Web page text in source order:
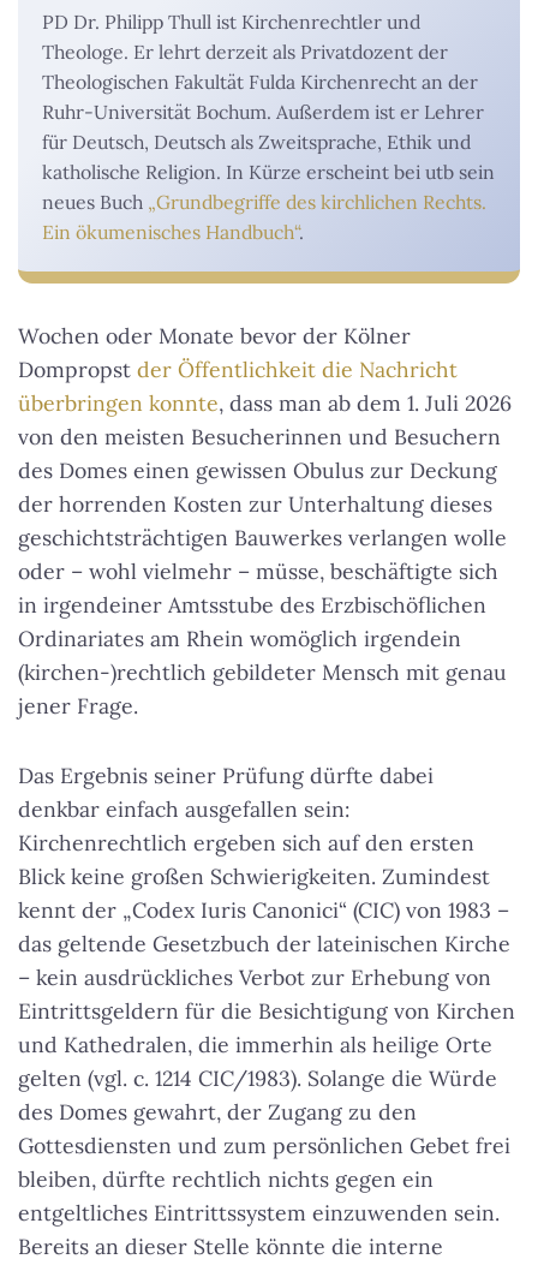
PD Dr. Philipp Thull ist Kirchenrechtler und
Theologe. Er lehrt derzeit als Privatdozent der
Theologischen Fakultät Fulda Kirchenrecht an der
Ruhr-Universität Bochum. Außerdem ist er Lehrer
für Deutsch, Deutsch als Zweitsprache, Ethik und
katholische Religion. In Kürze erscheint bei utb sein
neues Buch „Grundbegriffe des kirchlichen Rechts.
Ein ökumenisches Handbuch“.
Wochen oder Monate bevor der Kölner
Dompropst der Öffentlichkeit die Nachricht
überbringen konnte, dass man ab dem 1. Juli 2026
von den meisten Besucherinnen und Besuchern
des Domes einen gewissen Obulus zur Deckung
der horrenden Kosten zur Unterhaltung dieses
geschichtsträchtigen Bauwerkes verlangen wolle
oder – wohl vielmehr – müsse, beschäftigte sich
in irgendeiner Amtsstube des Erzbischöflichen
Ordinariates am Rhein womöglich irgendein
(kirchen-)rechtlich gebildeter Mensch mit genau
jener Frage.
Das Ergebnis seiner Prüfung dürfte dabei
denkbar einfach ausgefallen sein:
Kirchenrechtlich ergeben sich auf den ersten
Blick keine großen Schwierigkeiten. Zumindest
kennt der „Codex Iuris Canonici“ (CIC) von 1983 –
das geltende Gesetzbuch der lateinischen Kirche
– kein ausdrückliches Verbot zur Erhebung von
Eintrittsgeldern für die Besichtigung von Kirchen
und Kathedralen, die immerhin als heilige Orte
gelten (vgl. c. 1214 CIC/1983). Solange die Würde
des Domes gewahrt, der Zugang zu den
Gottesdiensten und zum persönlichen Gebet frei
bleiben, dürfte rechtlich nichts gegen ein
entgeltliches Eintrittssystem einzuwenden sein.
Bereits an dieser Stelle könnte die interne